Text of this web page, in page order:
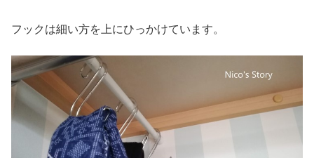
フックは細い方を上にひっかけています。